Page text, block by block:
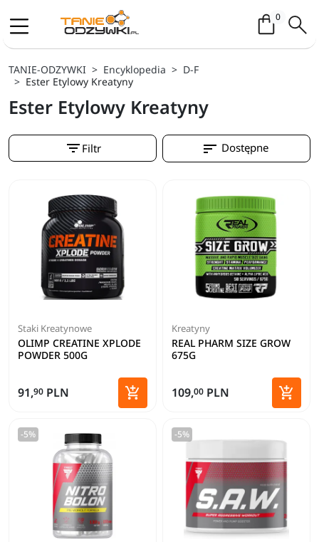
0Koszyk /
TANIE-ODZYWKI Encyklopedia
D-F
Ester Etylowy Kreatyny
Ester Etylowy Kreatyny
filter_list Filtr sort Dostępne
Staki Kreatynowe
OLIMP CREATINE XPLODE
POWDER 500G
91,90 PLN  Zobacz szczegóły
Kreatyny
REAL PHARM SIZE GROW
675G
109,00 PLN 
Dodaj
-5% -5%